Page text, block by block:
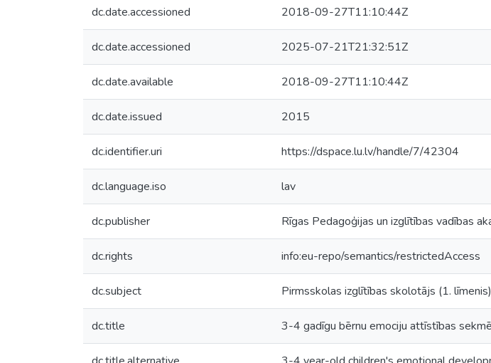
dc.date.accessioned 2018-09-27T11:10:44Z
dc.date.accessioned 2025-07-21T21:32:51Z
dc.date.available 2018-09-27T11:10:44Z
dc.date.issued 2015
dc.identifier.uri https://dspace.lu.lv/handle/7/42304
dc.language.iso lav
dc.publisher Rīgas Pedagoģijas un izglītības vadības
dc.rights info:eu-repo/semantics/restrictedAccess
dc.subject Pirmsskolas izglītības skolotājs (1. līmenis)
dc.title 3-4 gadīgu bērnu emociju attīstības